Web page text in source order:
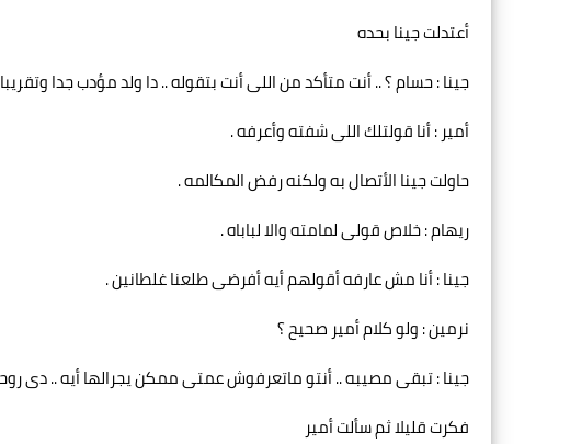
أعتدلت جينا بحده
جينا : حسام ؟ .. أنت متأكد من اللى أنت بتقوله .. دا ولد مؤدب جدا
أمير : أنا قولتلك اللى شفته وأعرفه .
حاولت جينا الأتصال به ولكنه رفض المكالمه .
ريهام : خلاص قولى لمامته والا لباباه .
جينا : أنا مش عارفه أقولهم أيه أفرضى طلعنا غلطانين .
نرمين : ولو كلام أمير صحيح ؟
جينا : تبقى مصيبه .. أنتو ماتعرفوش عمتى ممكن يجرالها أيه .. دى
فكرت قليلا ثم سألت أمير